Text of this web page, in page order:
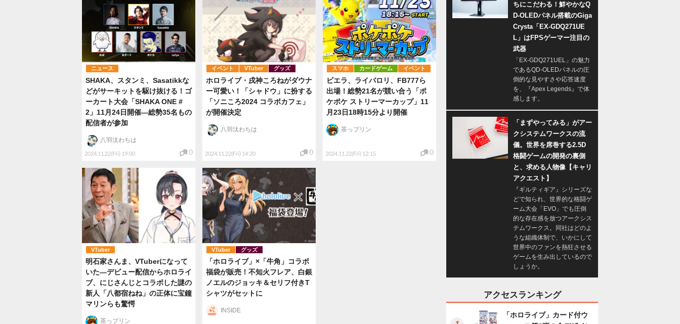
ニュース
SHAKA、スタンミ、Sasatikkな
どがサーキットを駆け抜ける！ゴ
ーカート大会「SHAKA ONE #
2」11月24日開催―総勢35名もの
配信者が参加
2024.11.22(Fri) 19:00
八羽汰わちは
0
イベント VTuber グッズ
ホロライブ・戌神ころねがダウナ
ー可愛い！「シャドウ」に扮する
「ソニころ2024 コラボカフェ」
が開催決定
2024.11.22(Fri) 14:20
八羽汰わちは
0
スマホ カードゲーム イベント
ビエラ、ライバロリ、FB777ら
出場！総勢21名が競い合う「ポ
ケポケ ストリーマーカップ」11
月23日18時15分より開催
2024.11.22(Fri) 12:15
茶っプリン
0
VTuber
明石家さんま、VTuberになって
いた―デビュー配信からホロライ
ブ、にじさんじとコラボした謎の
新人「八都宿ねね」の正体に宝鐘
マリンらも驚愕
茶っプリン
VTuber グッズ
「ホロライブ」×「牛角」コラボ
福袋が販売！不知火フレア、白銀
ノエルのジョッキ＆セリフ付きT
シャツがセットに
INSIDE
ちにこだわる！鮮やかなQ
D-OLEDパネル搭載のGiga
Crysta「EX-GDQ271UE
L」はFPSゲーマー注目の
武器
「EX-GDQ271UEL」の魅力
であるQD-OLEDパネルの圧
倒的な見やすさや応答速度
を、『Apex Legends』で体
感します。
「まずやってみる」がアー
クシステムワークスの流
儀。世界を席巻する2.5D
格闘ゲームの開発の裏側
と、求める人物像【キャリ
アクエスト】
『ギルティギア』シリーズな
どで知られ、世界的な格闘ゲ
ーム大会「EVO」でも圧倒
的な存在感を放つアークシス
テムワークス。同社はどのよ
うな組織体制で、いかにして
世界中のファンを熱狂させる
ゲームを生み出しているので
しょうか。
アクセスランキング
「ホロライブ」カード付ウ